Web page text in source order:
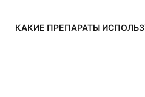
КАКИЕ ПРЕПАРАТЫ